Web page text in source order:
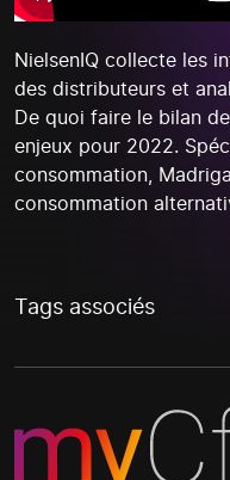
NielsenIQ collecte les
des distributeurs et
De quoi faire le bilan
enjeux pour 2022.
consommation,
consommation
Tags associés